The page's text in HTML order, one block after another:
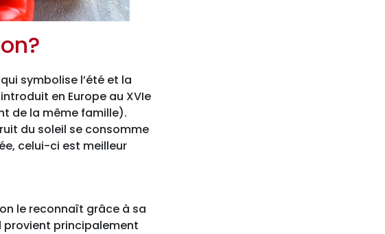
symbolise l’été et la
en Europe au XVIe
de la même famille).
du soleil se consomme
celui-ci est meilleur
le reconnaît grâce à sa
provient principalement